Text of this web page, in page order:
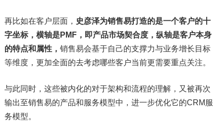
再比如在客户层面， 史彦泽为销售易打造的是一个客户的十
字坐标，横轴是PMF，即产品市场契合度，纵轴是客户本身
的特点和属性， 销售易会基于自己的支撑力与业务增长目标
等维度，更加全面的去考虑哪些客户当前更需要重点关注。
与此同时，这些被内化的对于架构和流程的理解，又被再次
输出至销售易的产品和服务模型中，进一步优化它的CRM服
务模型。